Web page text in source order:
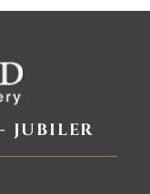
jubiler